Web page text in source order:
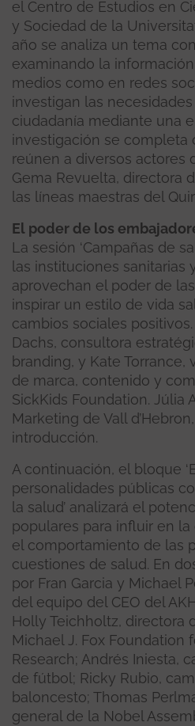
el Centro de Estudios en
y Sociedad de la
año se analiza un tema
examinando la
medios como en redes
investigan las
ciudadanía mediante una
investigación se completa
reúnen a diversos actores
Gema Revuelta, directora
las líneas maestras del
El poder de los
La sesión ‘Campañas de
las instituciones sanitarias
aprovechan el poder de
inspirar un estilo de vida
cambios sociales
Dachs, consultora
branding, y Kate Torrance,
de marca, contenido y
SickKids Foundation. Júlia
Marketing de Vall
introducción.
A continuación, el bloque
personalidades públicas
la salud’ analizará el
populares para influir en
el comportamiento de las
cuestiones de salud. En
por Fran Garcia y Michael
del equipo del CEO del
Holly Teichholtz, directora
Michael J. Fox Foundation
Research; Andrés Iniesta,
de fútbol; Ricky Rubio,
baloncesto; Thomas
general de la Nobel